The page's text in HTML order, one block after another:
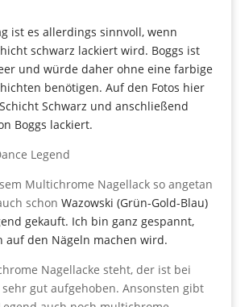
ist es allerdings sinnvoll, wenn
schwarz lackiert wird. Boggs ist
und würde daher ohne eine farbige
benötigen. Auf den Fotos hier
Schwarz und anschließend
Boggs lackiert.
Multichrome Nagellack so angetan
schon Wazowski (Grün-Gold-Blau)
gekauft. Ich bin ganz gespannt,
auf den Nägeln machen wird.
Nagellacke steht, der ist bei
sehr gut aufgehoben. Ansonsten gibt